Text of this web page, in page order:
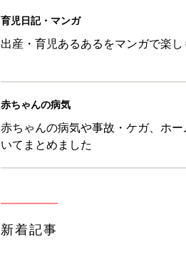
育児日記・マンガ
出産・育児あるあるをマンガで楽し
赤ちゃんの病気
赤ちゃんの病気や事故・ケガ、ホ
いてまとめました
新着記事